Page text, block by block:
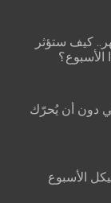
كيف ستؤثر
الأسبوع؟
دون أن يُحرّك
الأسبوع